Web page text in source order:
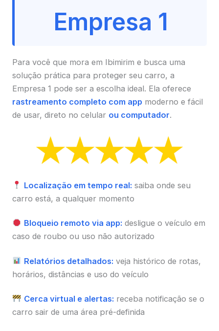
Empresa 1
Para você que mora em Ibimirim e busca uma
solução prática para proteger seu carro, a
Empresa 1 pode ser a escolha ideal. Ela oferece
rastreamento completo com app moderno e fácil
de usar, direto no celular ou computador.
Localização em tempo real: saiba onde seu
carro está, a qualquer momento
Bloqueio remoto via app: desligue o veículo em
caso de roubo ou uso não autorizado
Relatórios detalhados: veja histórico de rotas,
horários, distâncias e uso do veículo
Cerca virtual e alertas: receba notificação se o
carro sair de uma área pré-definida